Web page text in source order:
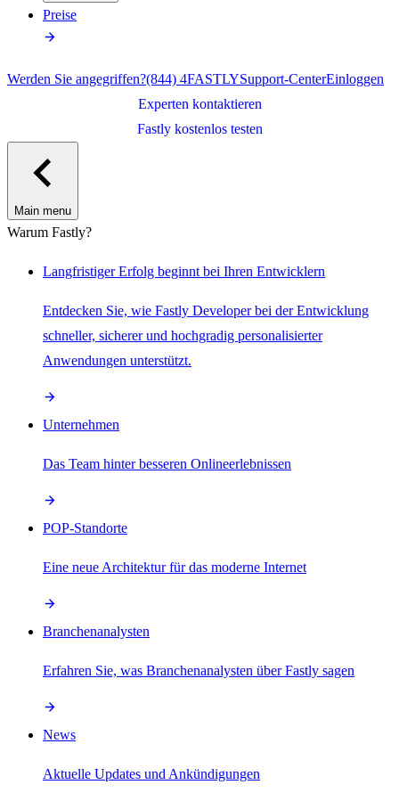
Preise
Werden Sie angegriffen?(844) 4FASTLYSupport-CenterEinloggen
Experten kontaktieren
Fastly kostenlos testen
Main menu
Warum Fastly?
Langfristiger Erfolg beginnt bei Ihren Entwicklern
Entdecken Sie, wie Fastly Developer bei der Entwicklung
schneller, sicherer und hochgradig personalisierter
Anwendungen unterstützt.
Unternehmen
Das Team hinter besseren Onlineerlebnissen
POP-Standorte
Eine neue Architektur für das moderne Internet
Branchenanalysten
Erfahren Sie, was Branchenanalysten über Fastly sagen
News
Aktuelle Updates und Ankündigungen